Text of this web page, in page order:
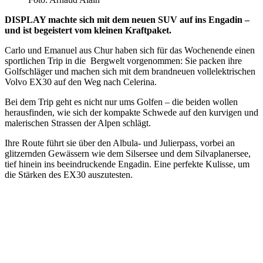
DISPLAY machte sich mit dem neuen SUV auf ins Engadin –
und ist begeistert vom kleinen Kraftpaket.
Carlo und Emanuel aus Chur haben sich für das Wochenende einen
sportlichen Trip in die Bergwelt vorgenommen: Sie packen ihre
Golfschläger und machen sich mit dem brandneuen vollelektrischen
Volvo EX30 auf den Weg nach Celerina.
Bei dem Trip geht es nicht nur ums Golfen – die beiden wollen
herausfinden, wie sich der kompakte Schwede auf den kurvigen und
malerischen Strassen der Alpen schlägt.
Ihre Route führt sie über den Albula- und Julierpass, vorbei an
glitzernden Gewässern wie dem Silsersee und dem Silvaplanersee,
tief hinein ins beeindruckende Engadin. Eine perfekte Kulisse, um
die Stärken des EX30 auszutesten.